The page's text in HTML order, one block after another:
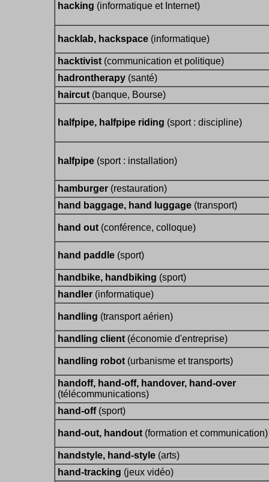
hacking (informatique et Internet)
hacklab, hackspace (informatique)
hacktivist (communication et politique)
hadrontherapy (santé)
haircut (banque, Bourse)
halfpipe, halfpipe riding (sport : discipline)
halfpipe (sport : installation)
hamburger (restauration)
hand baggage, hand luggage (transport)
hand out (conférence, colloque)
hand paddle (sport)
handbike, handbiking (sport)
handler (informatique)
handling (transport aérien)
handling client (économie d'entreprise)
handling robot (urbanisme et transports)
handoff, hand-off, handover, hand-over
(télécommunications)
hand-off(sport)
hand-out, handout (formation et communication)
handstyle, hand-style (arts)
hand-tracking (jeux vidéo)